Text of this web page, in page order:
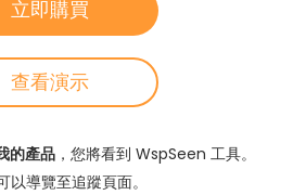
立即購買
查看演示
的產品 ，您將看到 WspSeen 工具。
以導覽至追蹤頁面。